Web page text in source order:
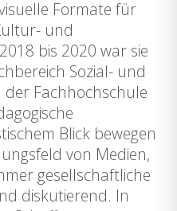
Formate für
und
bis 2020 war sie
Sozial- und
der Fachhochschule
Blick bewegen
von Medien,
gesellschaftliche
diskutierend. In